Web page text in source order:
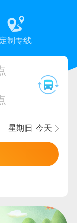
定制专线
星期日 今天